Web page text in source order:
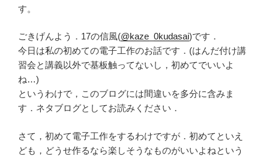
す。
ごきげんよう．17の信風(@kaze_0kudasai)です．
今日は私の初めての電子工作のお話です．(はんだ付け講
習会と講義以外で基板触ってないし，初めてでいいよ
ね…)
というわけで，このブログには間違いを多分に含みま
す．ネタブログとしてお読みください．
さて，初めて電子工作をするわけですが．初めてといえ
ども，どうせ作るなら楽しそうなものがいいよねという